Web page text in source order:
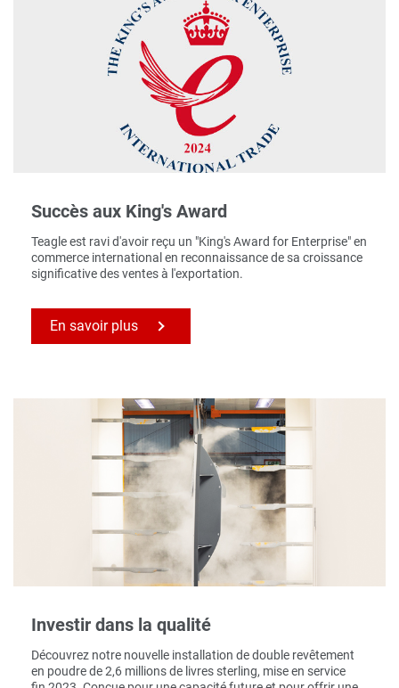
Succès aux King's Award
Teagle est ravi d'avoir reçu un "King's Award for Enterprise" en
commerce international en reconnaissance de sa croissance
significative des ventes à l'exportation.
En savoir plus
Investir dans la qualité
Découvrez notre nouvelle installation de double revêtement
en poudre de 2,6 millions de livres sterling, mise en service